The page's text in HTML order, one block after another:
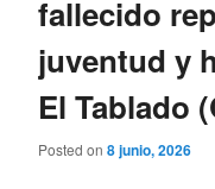
fallecido
juventud y
El Tablado
Posted on 8 junio, 2026